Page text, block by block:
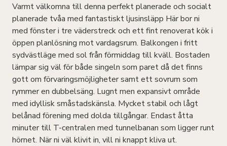
Varmt välkomna till denna perfekt planerade och socialt
planerade tvåa med fantastiskt ljusinsläpp Här bor ni
med fönster i tre väderstreck och ett fint renoverat kök i
öppen planlösning mot vardagsrum. Balkongen i fritt
sydvästläge med sol från förmiddag till kväll. Bostaden
lämpar sig väl för både singeln som paret då det finns
gott om förvaringsmöjligheter samt ett sovrum som
rymmer en dubbelsäng. Lugnt men expansivt område
med idyllisk småstadskänsla. Mycket stabil och lågt
belånad förening med dolda tillgångar. Endast åtta
minuter till T-centralen med tunnelbanan som ligger runt
hörnet. När ni väl klivit in, vill ni knappt kliva ut.